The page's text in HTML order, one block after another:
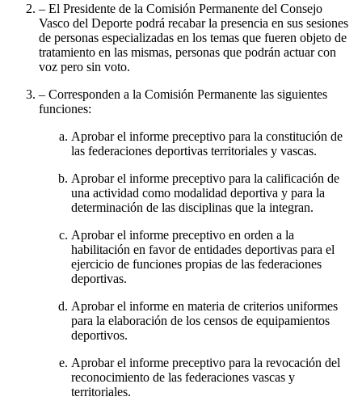
– El Presidente de la Comisión Permanente del Consejo
Vasco del Deporte podrá recabar la presencia en sus sesiones
de personas especializadas en los temas que fueren objeto de
tratamiento en las mismas, personas que podrán actuar con
voz pero sin voto.
– Corresponden a la Comisión Permanente las siguientes
funciones:
Aprobar el informe preceptivo para la constitución de
las federaciones deportivas territoriales y vascas.
Aprobar el informe preceptivo para la calificación de
una actividad como modalidad deportiva y para la
determinación de las disciplinas que la integran.
Aprobar el informe preceptivo en orden a la
habilitación en favor de entidades deportivas para el
ejercicio de funciones propias de las federaciones
deportivas.
Aprobar el informe en materia de criterios uniformes
para la elaboración de los censos de equipamientos
deportivos.
Aprobar el informe preceptivo para la revocación del
reconocimiento de las federaciones vascas y
territoriales.